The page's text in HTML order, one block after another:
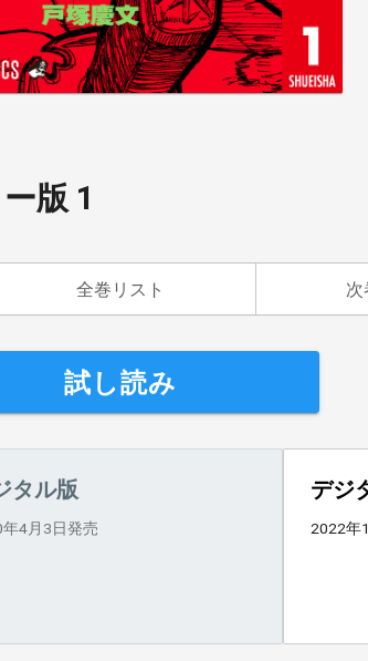
版 1
全巻リスト 次
試し読み
タル版
4月3日発売
デジ
2022年